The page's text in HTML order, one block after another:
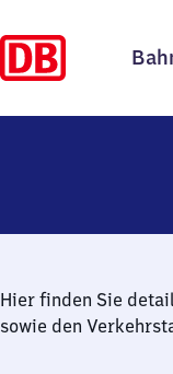
Hier finden Sie
sowie den